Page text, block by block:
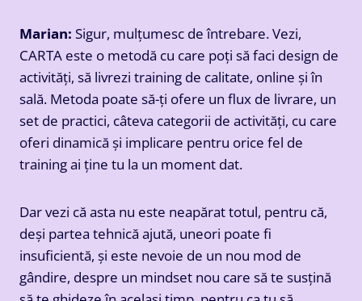
Marian: Sigur, mulțumesc de întrebare. Vezi,
CARTA este o metodă cu care poți să faci design de
activități, să livrezi training de calitate, online și în
sală. Metoda poate să-ți ofere un flux de livrare, un
set de practici, câteva categorii de activități, cu care
oferi dinamică și implicare pentru orice fel de
training ai ține tu la un moment dat.
Dar vezi că asta nu este neapărat totul, pentru că,
deși partea tehnică ajută, uneori poate fi
insuficientă, și este nevoie de un nou mod de
gândire, despre un mindset nou care să te susțină